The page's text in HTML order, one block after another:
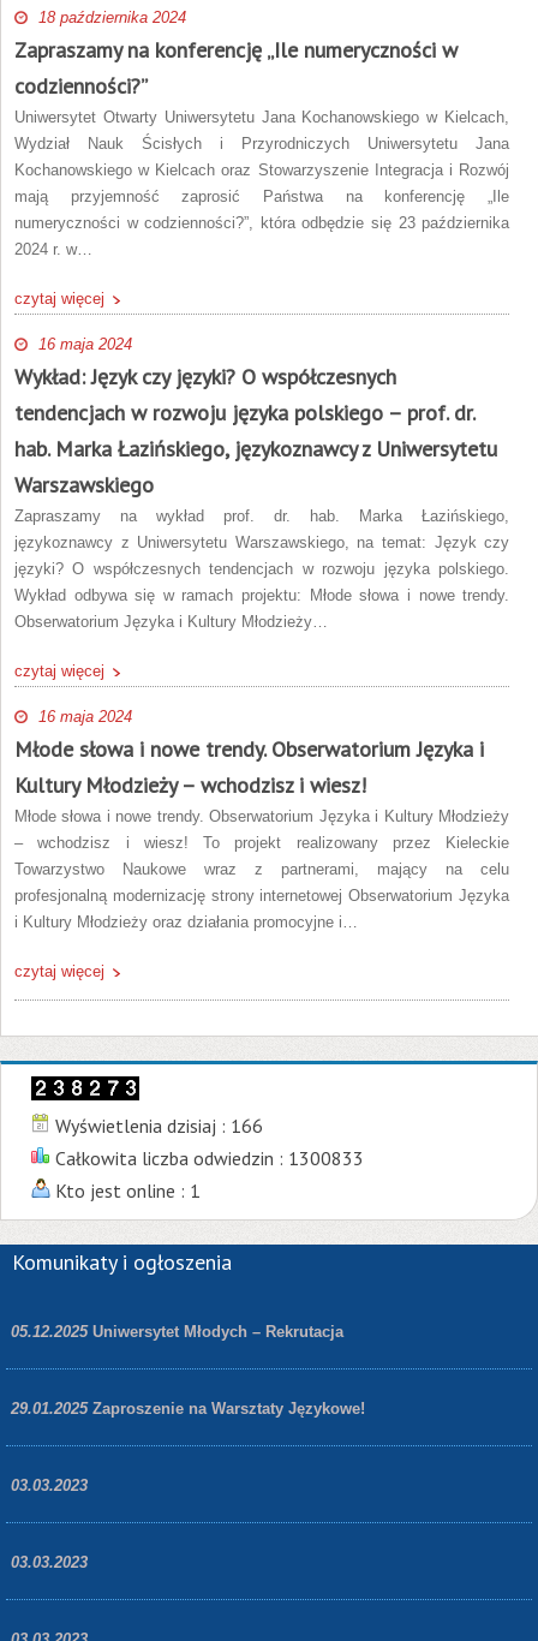
18 października 2024
Zapraszamy na konferencję „Ile numeryczności w
codzienności?”
Uniwersytet Otwarty Uniwersytetu Jana Kochanowskiego w Kielcach,
Wydział Nauk Ścisłych i Przyrodniczych Uniwersytetu Jana
Kochanowskiego w Kielcach oraz Stowarzyszenie Integracja i Rozwój
mają przyjemność zaprosić Państwa na konferencję „Ile
numeryczności w codzienności?”, która odbędzie się 23 października
2024 r. w…
czytaj więcej
16 maja 2024
Wykład: Język czy języki? O współczesnych
tendencjach w rozwoju języka polskiego – prof. dr.
hab. Marka Łazińskiego, językoznawcy z Uniwersytetu
Warszawskiego
Zapraszamy na wykład prof. dr. hab. Marka Łazińskiego,
językoznawcy z Uniwersytetu Warszawskiego, na temat: Język czy
języki? O współczesnych tendencjach w rozwoju języka polskiego.
Wykład odbywa się w ramach projektu: Młode słowa i nowe trendy.
Obserwatorium Języka i Kultury Młodzieży…
czytaj więcej
16 maja 2024
Młode słowa i nowe trendy. Obserwatorium Języka i
Kultury Młodzieży – wchodzisz i wiesz!
Młode słowa i nowe trendy. Obserwatorium Języka i Kultury Młodzieży
– wchodzisz i wiesz! To projekt realizowany przez Kieleckie
Towarzystwo Naukowe wraz z partnerami, mający na celu
profesjonalną modernizację strony internetowej Obserwatorium Języka
i Kultury Młodzieży oraz działania promocyjne i…
czytaj więcej
Wyświetlenia dzisiaj : 166
Całkowita liczba odwiedzin : 1300833
Kto jest online : 1
Komunikaty i ogłoszenia
05.12.2025 Uniwersytet Młodych – Rekrutacja
29.01.2025 Zaproszenie na Warsztaty Językowe!
03.03.2023
03.03.2023